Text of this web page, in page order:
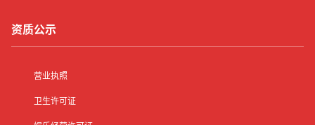
资质公示
营业执照
卫生许可证